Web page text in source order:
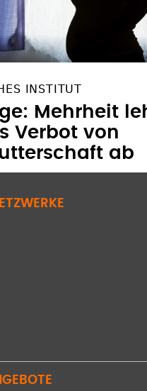
INSTITUT
Mehrheit
Verbot von
ab